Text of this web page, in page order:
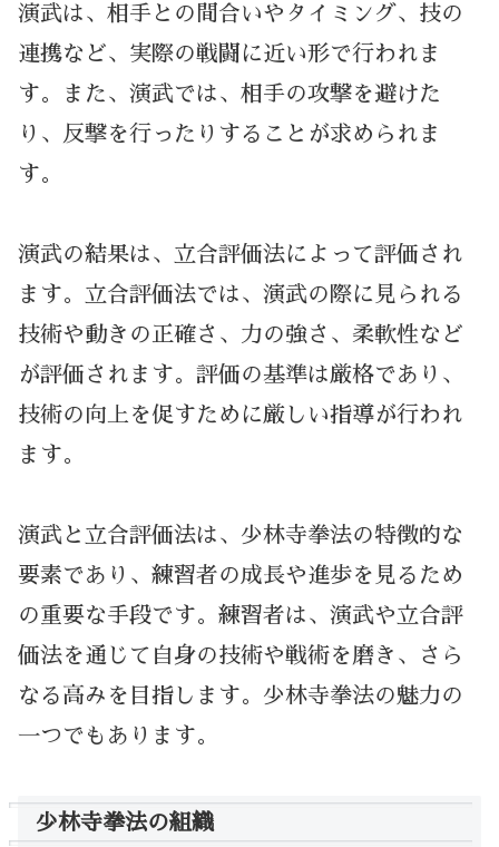
演武は、相手との間合いやタイミング、技の
連携など、実際の戦闘に近い形で行われま
す。また、演武では、相手の攻撃を避けた
り、反撃を行ったりすることが求められま
す。
演武の結果は、立合評価法によって評価され
ます。立合評価法では、演武の際に見られる
技術や動きの正確さ、力の強さ、柔軟性など
が評価されます。評価の基準は厳格であり、
技術の向上を促すために厳しい指導が行われ
ます。
演武と立合評価法は、少林寺拳法の特徴的な
要素であり、練習者の成長や進歩を見るため
の重要な手段です。練習者は、演武や立合評
価法を通じて自身の技術や戦術を磨き、さら
なる高みを目指します。少林寺拳法の魅力の
一つでもあります。
少林寺拳法の組織